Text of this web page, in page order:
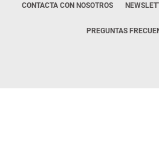
CONTACTA CON NOSOTROS
PREGUNTAS